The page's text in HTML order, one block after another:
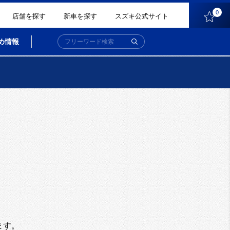
店舗を探す 新車を探す スズキ公式サイト 0
情報
す。